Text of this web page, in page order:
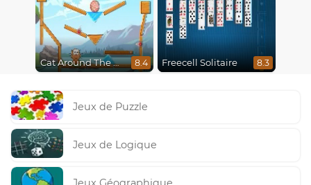
Cat Around The World 8.4 Freecell Solitaire 8.3
Jeux de Puzzle
Jeux de Logique